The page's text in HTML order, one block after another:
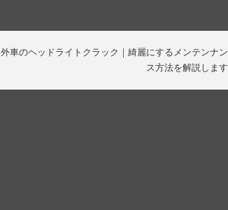
外車のヘッドライトクラック｜綺麗にするメンテンナン
ス方法を解説します